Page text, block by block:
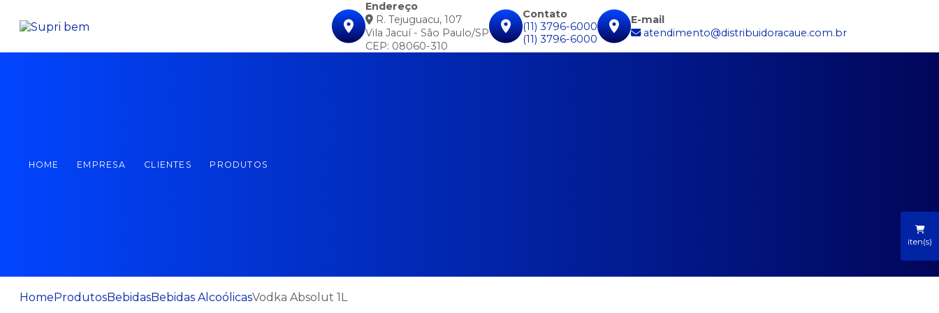
Endereço
R. Tejuguacu, 107
Vila Jacuí - São Paulo/SP
CEP: 08060-310
Contato
(11) 3796-6000
(11) 3796-6000
E-mail
atendimento@distribuidoracaue.com.br
HOME EMPRESA CLIENTES PRODUTOS
iten(s)
HomeProdutosBebidasBebidas AlcoólicasVodka Absolut 1L